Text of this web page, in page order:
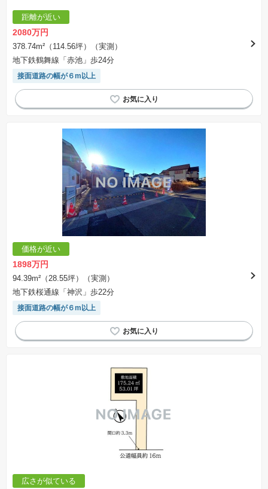
距離が近い
2080万円
378.74m²（114.56坪）（実測）
地下鉄鶴舞線「赤池」歩24分
接面道路の幅が６m以上
価格が近い
1898万円
94.39m²（28.55坪）（実測）
地下鉄桜通線「神沢」歩22分
接面道路の幅が６m以上
広さが似ている